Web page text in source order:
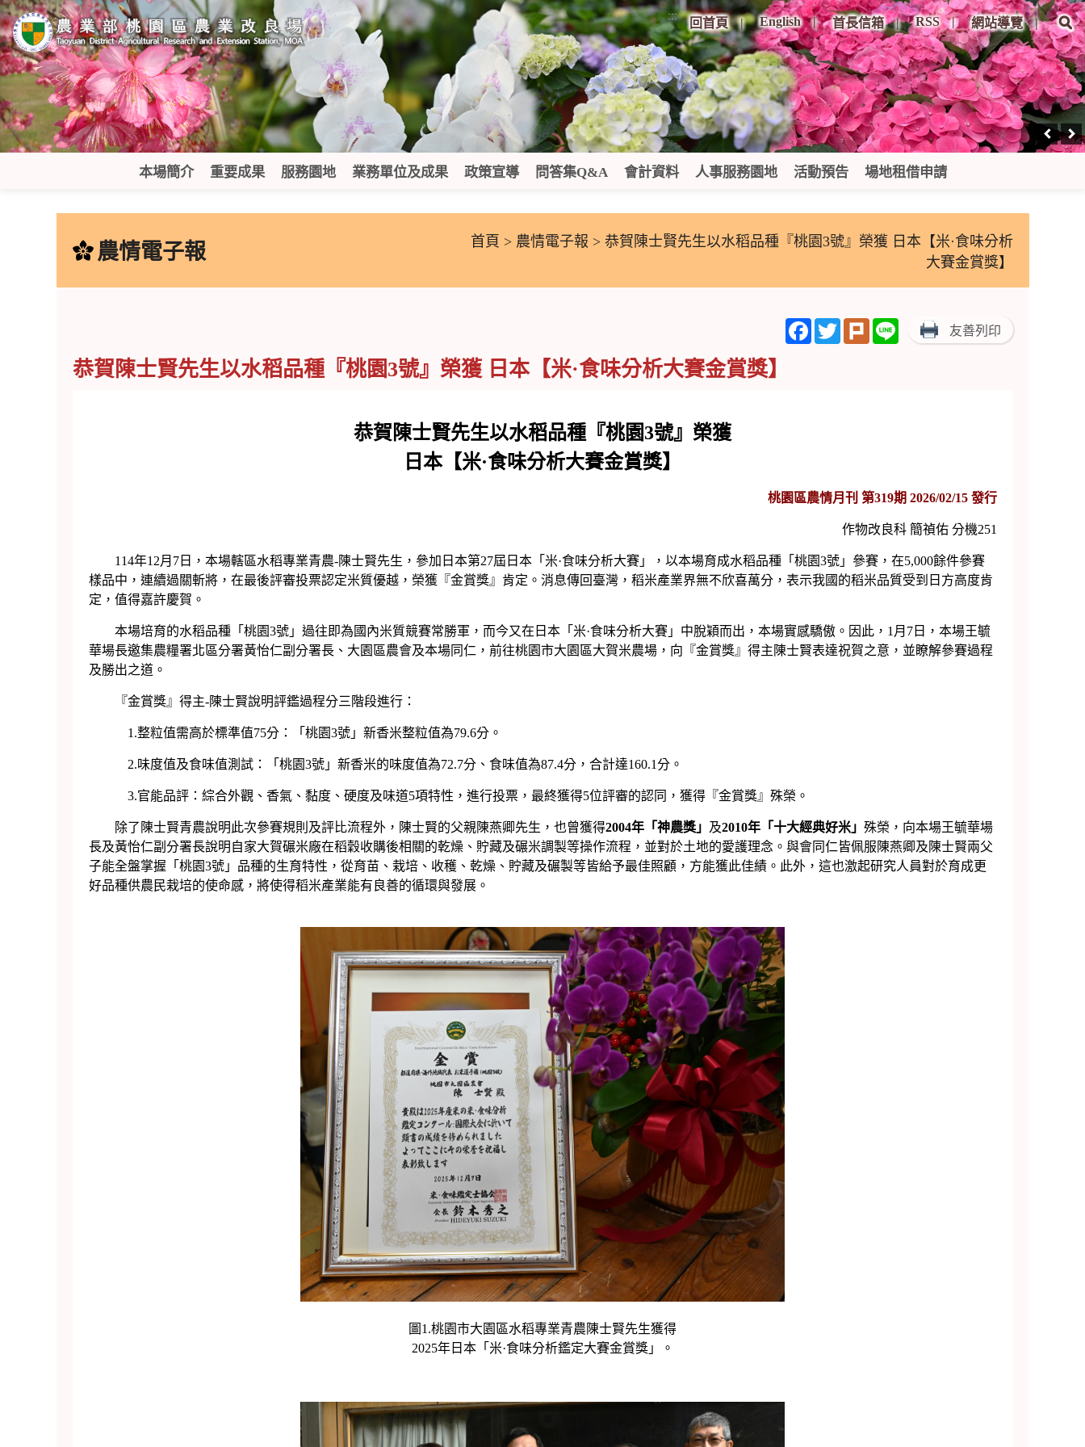
跳
到
主
要
內
容
區
塊
:::
回首頁 English 首長信箱 RSS 網站導覽
本場簡介 重要成果 服務園地 業務單位及成果 政策宣導 問答集Q&A 會計資料 人事服務園地 活動預告 場地租借申請
農情電子報 首頁 > 農情電子報 > 恭賀陳士賢先生以水稻品種『桃園3號』榮獲 日本【米·食味分析
大賽金賞獎】
Facebook
TwitterPlurk Line 友善列印
恭賀陳士賢先生以水稻品種『桃園3號』榮獲 日本【米·食味分析大賽金賞獎】
恭賀陳士賢先生以水稻品種『桃園3號』榮獲
日本【米·食味分析大賽金賞獎】
桃園區農情月刊 第319期 2026/02/15 發行
作物改良科 簡禎佑 分機251
114年12月7日，本場轄區水稻專業青農-陳士賢先生，參加日本第27屆日本「米·食味分析大賽」，以本場育成水稻品種「桃園3號」參賽，在5,000餘件參賽
樣品中，連續過關斬將，在最後評審投票認定米質優越，榮獲『金賞獎』肯定。消息傳回臺灣，稻米產業界無不欣喜萬分，表示我國的稻米品質受到日方高度肯
定，值得嘉許慶賀。
本場培育的水稻品種「桃園3號」過往即為國內米質競賽常勝軍，而今又在日本「米·食味分析大賽」中脫穎而出，本場實感驕傲。因此，1月7日，本場王毓
華場長邀集農糧署北區分署黃怡仁副分署長、大園區農會及本場同仁，前往桃園市大園區大賀米農場，向『金賞獎』得主陳士賢表達祝賀之意，並瞭解參賽過程
及勝出之道。
『金賞獎』得主-陳士賢說明評鑑過程分三階段進行：
1.整粒值需高於標準值75分：「桃園3號」新香米整粒值為79.6分。
2.味度值及食味值測試：「桃園3號」新香米的味度值為72.7分、食味值為87.4分，合計達160.1分。
3.官能品評：綜合外觀、香氣、黏度、硬度及味道5項特性，進行投票，最終獲得5位評審的認同，獲得『金賞獎』殊榮。
除了陳士賢青農說明此次參賽規則及評比流程外，陳士賢的父親陳燕卿先生，也曾獲得2004年「神農獎」 及2010年「十大經典好米」 殊榮，向本場王毓華場
長及黃怡仁副分署長說明自家大賀碾米廠在稻穀收購後相關的乾燥、貯藏及碾米調製等操作流程，並對於土地的愛護理念。與會同仁皆佩服陳燕卿及陳士賢兩父
子能全盤掌握「桃園3號」品種的生育特性，從育苗、栽培、收穫、乾燥、貯藏及碾製等皆給予最佳照顧，方能獲此佳績。此外，這也激起研究人員對於育成更
好品種供農民栽培的使命感，將使得稻米產業能有良善的循環與發展。
圖1.桃園市大園區水稻專業青農陳士賢先生獲得
2025年日本「米·食味分析鑑定大賽金賞獎」。